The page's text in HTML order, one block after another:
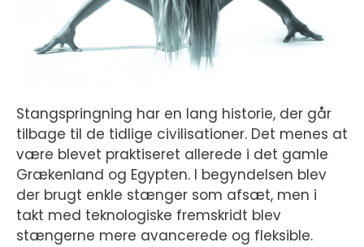
Stangspringning har en lang historie, der går
tilbage til de tidlige civilisationer. Det menes at
være blevet praktiseret allerede i det gamle
Grækenland og Egypten. I begyndelsen blev
der brugt enkle stænger som afsæt, men i
takt med teknologiske fremskridt blev
stængerne mere avancerede og fleksible.